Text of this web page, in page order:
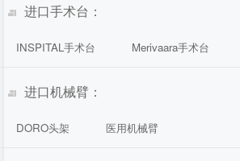
进口手术台：
INSPITAL手术台 Merivaara手术台
进口机械臂：
DORO头架 医用机械臂